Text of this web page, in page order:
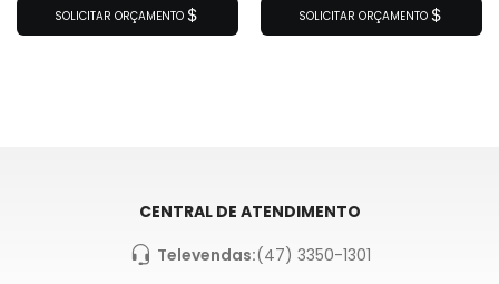
SOLICITAR ORÇAMENTO SOLICITAR ORÇAMENTO
CENTRAL DE ATENDIMENTO
Televendas:(47) 3350-1301